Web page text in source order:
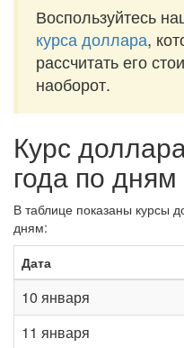
Воспользуйтесь
курса доллара,
рассчитать его
наоборот.
Курс
года по дням
В таблице показаны курсы
дням:
Дата
10 января
11 января